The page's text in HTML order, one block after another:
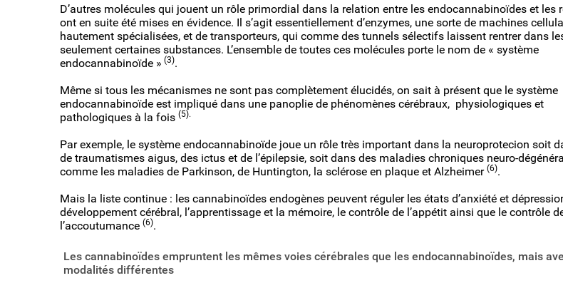
D’autres molécules qui jouent un rôle primordial dans la relation entre les endocannabinoïdes et les
ont en suite été mises en évidence. Il s’agit essentiellement d’enzymes, une sorte de machines
hautement spécialisées, et de transporteurs, qui comme des tunnels sélectifs laissent rentrer dans
seulement certaines substances. L’ensemble de toutes ces molécules porte le nom de « système
endocannabinoïde » (3).
Même si tous les mécanismes ne sont pas complètement élucidés, on sait à présent que le système
endocannabinoïde est impliqué dans une panoplie de phénomènes cérébraux, physiologiques et
pathologiques à la fois (5).
Par exemple, le système endocannabinoïde joue un rôle très important dans la neuroprotecion soit
de traumatismes aigus, des ictus et de l’épilepsie, soit dans des maladies chroniques neuro-
comme les maladies de Parkinson, de Huntington, la sclérose en plaque et Alzheimer (6).
Mais la liste continue : les cannabinoïdes endogènes peuvent réguler les états d’anxiété et
développement cérébral, l’apprentissage et la mémoire, le contrôle de l’appétit ainsi que le contrôle
l’accoutumance (6).
Les cannabinoïdes empruntent les mêmes voies cérébrales que les endocannabinoïdes, mais
modalités différentes